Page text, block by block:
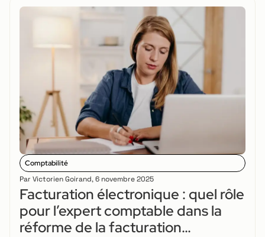
Comptabilité
Par Victorien Goirand,6 novembre 2025
Facturation électronique : quel rôle
pour l’expert comptable dans la
réforme de la facturation